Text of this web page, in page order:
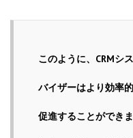
このように、CRMシ
バイザーはより効率
促進することができ